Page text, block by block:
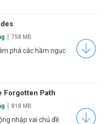
758 MB
phá các hầm ngục
Forgotten Path
818 MB
nhập vai chủ đề